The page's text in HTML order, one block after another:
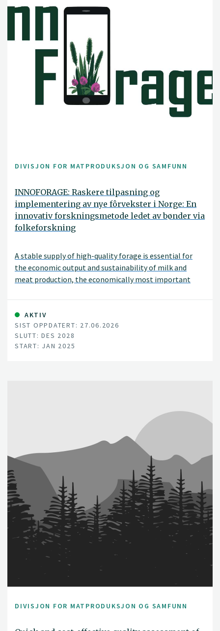
DIVISJON FOR MATPRODUKSJON OG SAMFUNN
INNOFORAGE: Raskere tilpasning og
implementering av nye fôrvekster i Norge: En
innovativ forskningsmetode ledet av bønder via
folkeforskning
A stable supply of high-quality forage is essential for
the economic output and sustainability of milk and
meat production, the economically most important
forage production in Norway depends on species,
cultivars, and seed mixtures that can thrive across the
diverse range of environments characteristic of the
country. The environments vary greatly, both over
latitudes from north to south, and altitude from coast
and lack of on-farm performance data, there is a risk of
recommending or developing new varieties that may
perform sub-optimally in farmersʼ fields. To address
this, we propose the Tricot method - a participatory
large-scale and costeffective testing approach where
farmers evaluate new seed mixtures in their own fields.
This approach is based on principles developed in
relation to crowd sourcing and citizen science where
many farmers participate and carry out small simple
experiments on their own fields. Each trial consists of an
incomplete block with only three options out of the
total options in the trial. The farmers rank the options
according to predetermined criteria or questions by
using a digital tool, an ODK app for mobiles. This data
and other data related to management, climate and soil
conditions is collected into the software ClimMob, which
When all data are aggregated, the approach can give
AKTIV
SIST OPPDATERT: 27.06.2026
SLUTT: DES 2028
START: JAN 2025
DIVISJON FOR MATPRODUKSJON OG SAMFUNN